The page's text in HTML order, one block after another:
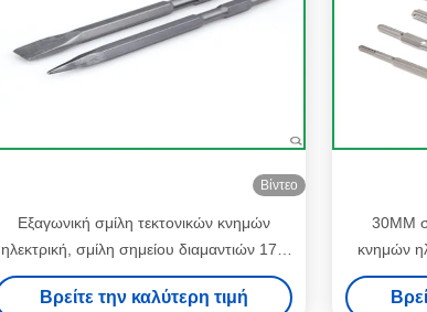
Βίντεο
Εξαγωνική σμίλη τεκτονικών κνημών
ηλεκτρική, σμίλη σημείου διαμαντιών 17 *
400mm
Βρείτε την καλύτερη τιμή
30MM
κνημών